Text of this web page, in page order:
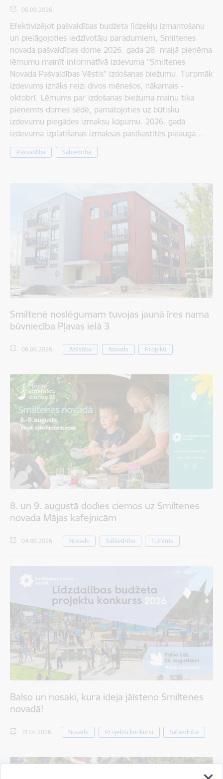
06.08.2026.
Efektivizējot pašvaldības budžeta līdzekļu izmantošanu
un pielāgojoties iedzīvotāju paradumiem, Smiltenes
novada pašvaldības dome 2026. gada 28. maijā pieņēma
lēmumu mainīt informatīvā izdevuma “Smiltenes
Novada Pašvaldības Vēstis” izdošanas biežumu. Turpmāk
izdevums iznāks reizi divos mēnešos, nākamais -
oktobrī. Lēmums par izdošanas biežuma maiņu tika
pieņemts domes sēdē, pamatojoties uz būtisku
izdevumu piegādes izmaksu kāpumu. 2026. gadā
izdevuma izplatīšanas izmaksas pastkastītēs pieauga…
Pašvaldība Sabiedrība
Smiltenē noslēgumam tuvojas jaunā īres nama
būvniecība Pļavas ielā 3
06.08.2026. Attīstība Novads Projekti
8. un 9. augustā dodies ciemos uz Smiltenes
novada Mājas kafejnīcām
04.08.2026. Novads Sabiedrība Tūrisms
Balso un nosaki, kura ideja jāīsteno Smiltenes
novadā!
31.07.2026. Novads Projektu konkursi Sabiedrība